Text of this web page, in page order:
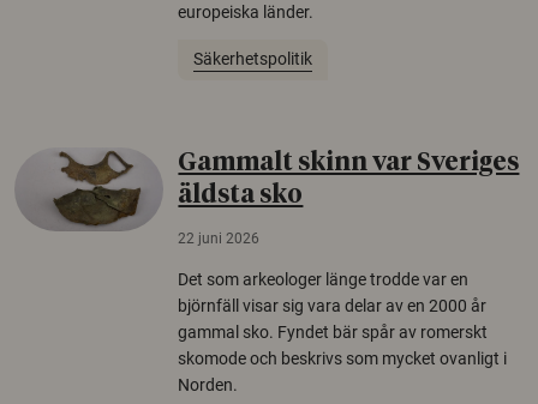
europeiska länder.
Säkerhetspolitik
Gammalt skinn var Sveriges
äldsta sko
22 juni 2026
Det som arkeologer länge trodde var en
björnfäll visar sig vara delar av en 2000 år
gammal sko. Fyndet bär spår av romerskt
skomode och beskrivs som mycket ovanligt i
Norden.